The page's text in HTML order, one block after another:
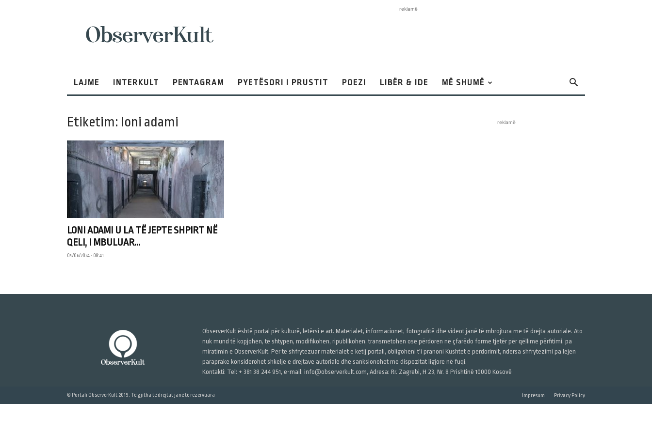
reklamë
LAJME INTERKULT PENTAGRAM PYETËSORI I PRUSTIT POEZI LIBËR & IDE MË SHUMË
Etiketim: loni adami
LONI ADAMI U LA TË JEPTE SHPIRT NË
QELI, I MBULUAR...
05/06/2024 • 08:41
reklamë
ObserverKult është portal për kulturë, letërsi e art. Materialet, informacionet, fotografitë dhe videot janë të mbrojtura me të drejta autoriale. Ato
nuk mund të kopjohen, të shtypen, modifikohen, ripublikohen, transmetohen ose përdoren në çfarëdo forme tjetër për qëllime përfitimi, pa
miratimin e ObserverKult. Për të shfrytëzuar materialet e këtij portali, obligoheni t'i pranoni Kushtet e përdorimit, ndërsa shfrytëzimi pa lejen
paraprake konsiderohet shkelje e drejtave autoriale dhe sanksionohet me dispozitat ligjore në fuqi.
Kontakti: Tel: + 381 38 244 951, e-mail: info@observerkult.com, Adresa: Rr. Zagrebi, H 23, Nr. 8 Prishtinë 10000 Kosovë
Impresum Privacy Policy
© Portali ObserverKult 2019. Të gjitha të drejtat janë të rezervuara